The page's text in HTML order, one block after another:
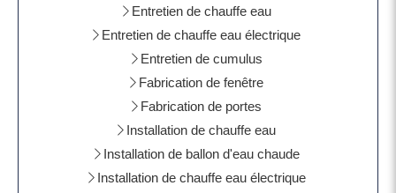
Entretien de chauffe eau
Entretien de chauffe eau électrique
Entretien de cumulus
Fabrication de fenêtre
Fabrication de portes
Installation de chauffe eau
Installation de ballon d'eau chaude
Installation de chauffe eau électrique